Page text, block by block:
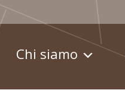
Chi siamo